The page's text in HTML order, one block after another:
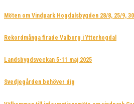
Möten om Vindpark Hogdalsbygden 28/8, 25/9,
Rekordmånga firade Valborg i Ytterhogdal
Landsbygdsveckan 5-11 maj 2025
Svedjegården behöver dig